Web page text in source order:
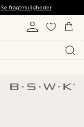
Se fragtmuligheder